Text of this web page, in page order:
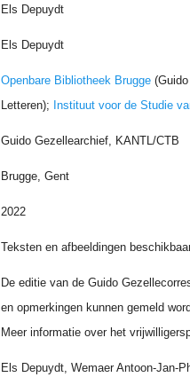
Els Depuydt
Els Depuydt
Openbare Bibliotheek Brugge
Letteren); Instituut voor de Studie
Guido Gezellearchief, KANTL/CTB
Brugge, Gent
2022
Teksten en afbeeldingen
De editie van de Guido
en opmerkingen kunnen gemeld
Meer informatie over het
Els Depuydt, Wemaer Antoon-Jan-